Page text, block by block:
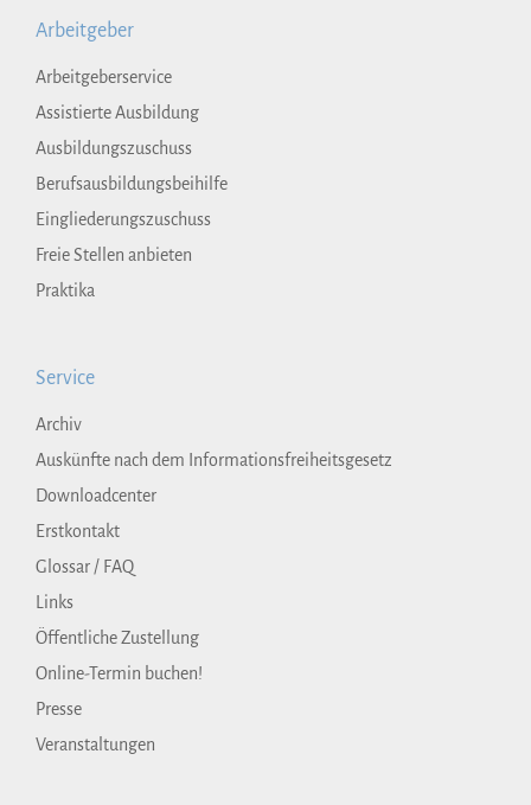
Arbeitgeber
Arbeitgeberservice
Assistierte Ausbildung
Ausbildungszuschuss
Berufsausbildungsbeihilfe
Eingliederungszuschuss
Freie Stellen anbieten
Praktika
Service
Archiv
Auskünfte nach dem Informationsfreiheitsgesetz
Downloadcenter
Erstkontakt
Glossar / FAQ
Links
Öffentliche Zustellung
Online-Termin buchen!
Presse
Veranstaltungen